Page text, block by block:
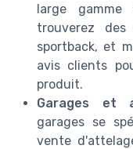
large
trouverez
sportback, et
avis clients
produit.
Garages et
garages se
vente